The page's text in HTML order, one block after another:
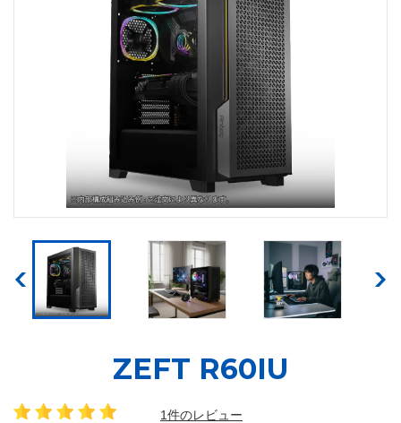
ZEFT R60IU
1件のレビュー